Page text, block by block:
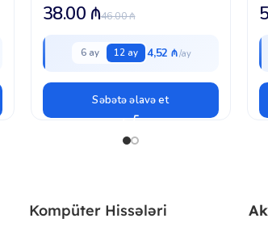
46.00₼
38.00 ₼
6 ay 12 ay 4,52 ₼
Səbətə əlavə et
Kompüter Hissələri